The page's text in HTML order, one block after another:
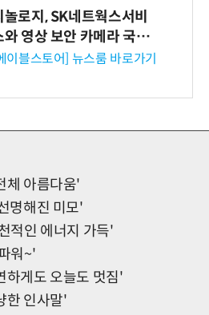
놀로지, SK네트웍스서비
와 영상 보안 카메라 국내
점 판매 파트너십 체결
이블스토어] 뉴스룸 바로가기
체 아름다움'
명해진 미모'
적인 에너지 가득'
워~'
하게도 오늘도 멋짐'
한 인사말'